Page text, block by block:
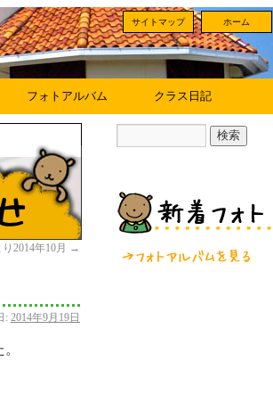
ホーム
サイトマップ
フォトアルバム クラス日記
2014年10月 →
: 2014年9月19日